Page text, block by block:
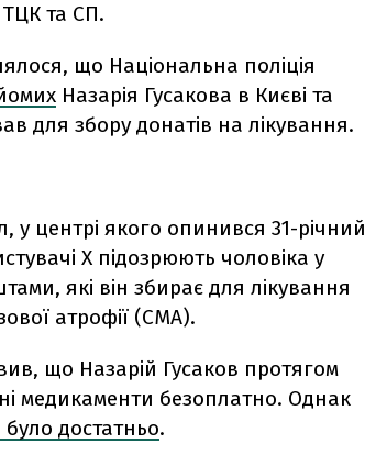
ТЦК та СП.
що Національна поліція
Назарія Гусакова в Києві та
для збору донатів на лікування.
у центрі якого опинився 31-річний
X підозрюють чоловіка у
які він збирає для лікування
атрофії (СМА).
що Назарій Гусаков протягом
медикаменти безоплатно. Однак
було достатньо.